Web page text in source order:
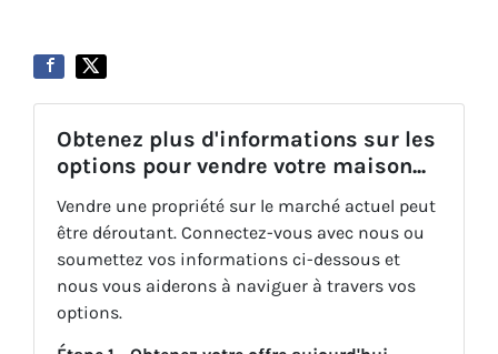
Obtenez plus d'informations sur les
options pour vendre votre maison...
Vendre une propriété sur le marché actuel peut
être déroutant. Connectez-vous avec nous ou
soumettez vos informations ci-dessous et
nous vous aiderons à naviguer à travers vos
options.